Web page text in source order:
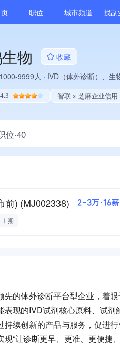
职位 城市频道 找副
物
收藏
1000-9999人 · IVD（体外诊断）、生
智联 x 芝麻企业信
位·40
前) (MJ002338) 2-3万·16薪
Ⅰ期
先的体外诊断平台型企业，着
现的IVD试剂核心原料、试剂
持续创新的产品与服务，促进
“让诊断更早、更准、更便捷